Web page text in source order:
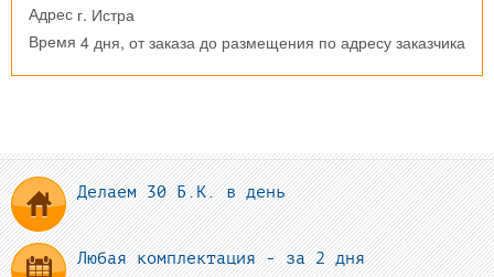
Адрес г. Истра
Время 4 дня, от заказа до размещения по адресу заказчика
Делаем 30 Б.К. в день
Любая комплектация - за 2 дня